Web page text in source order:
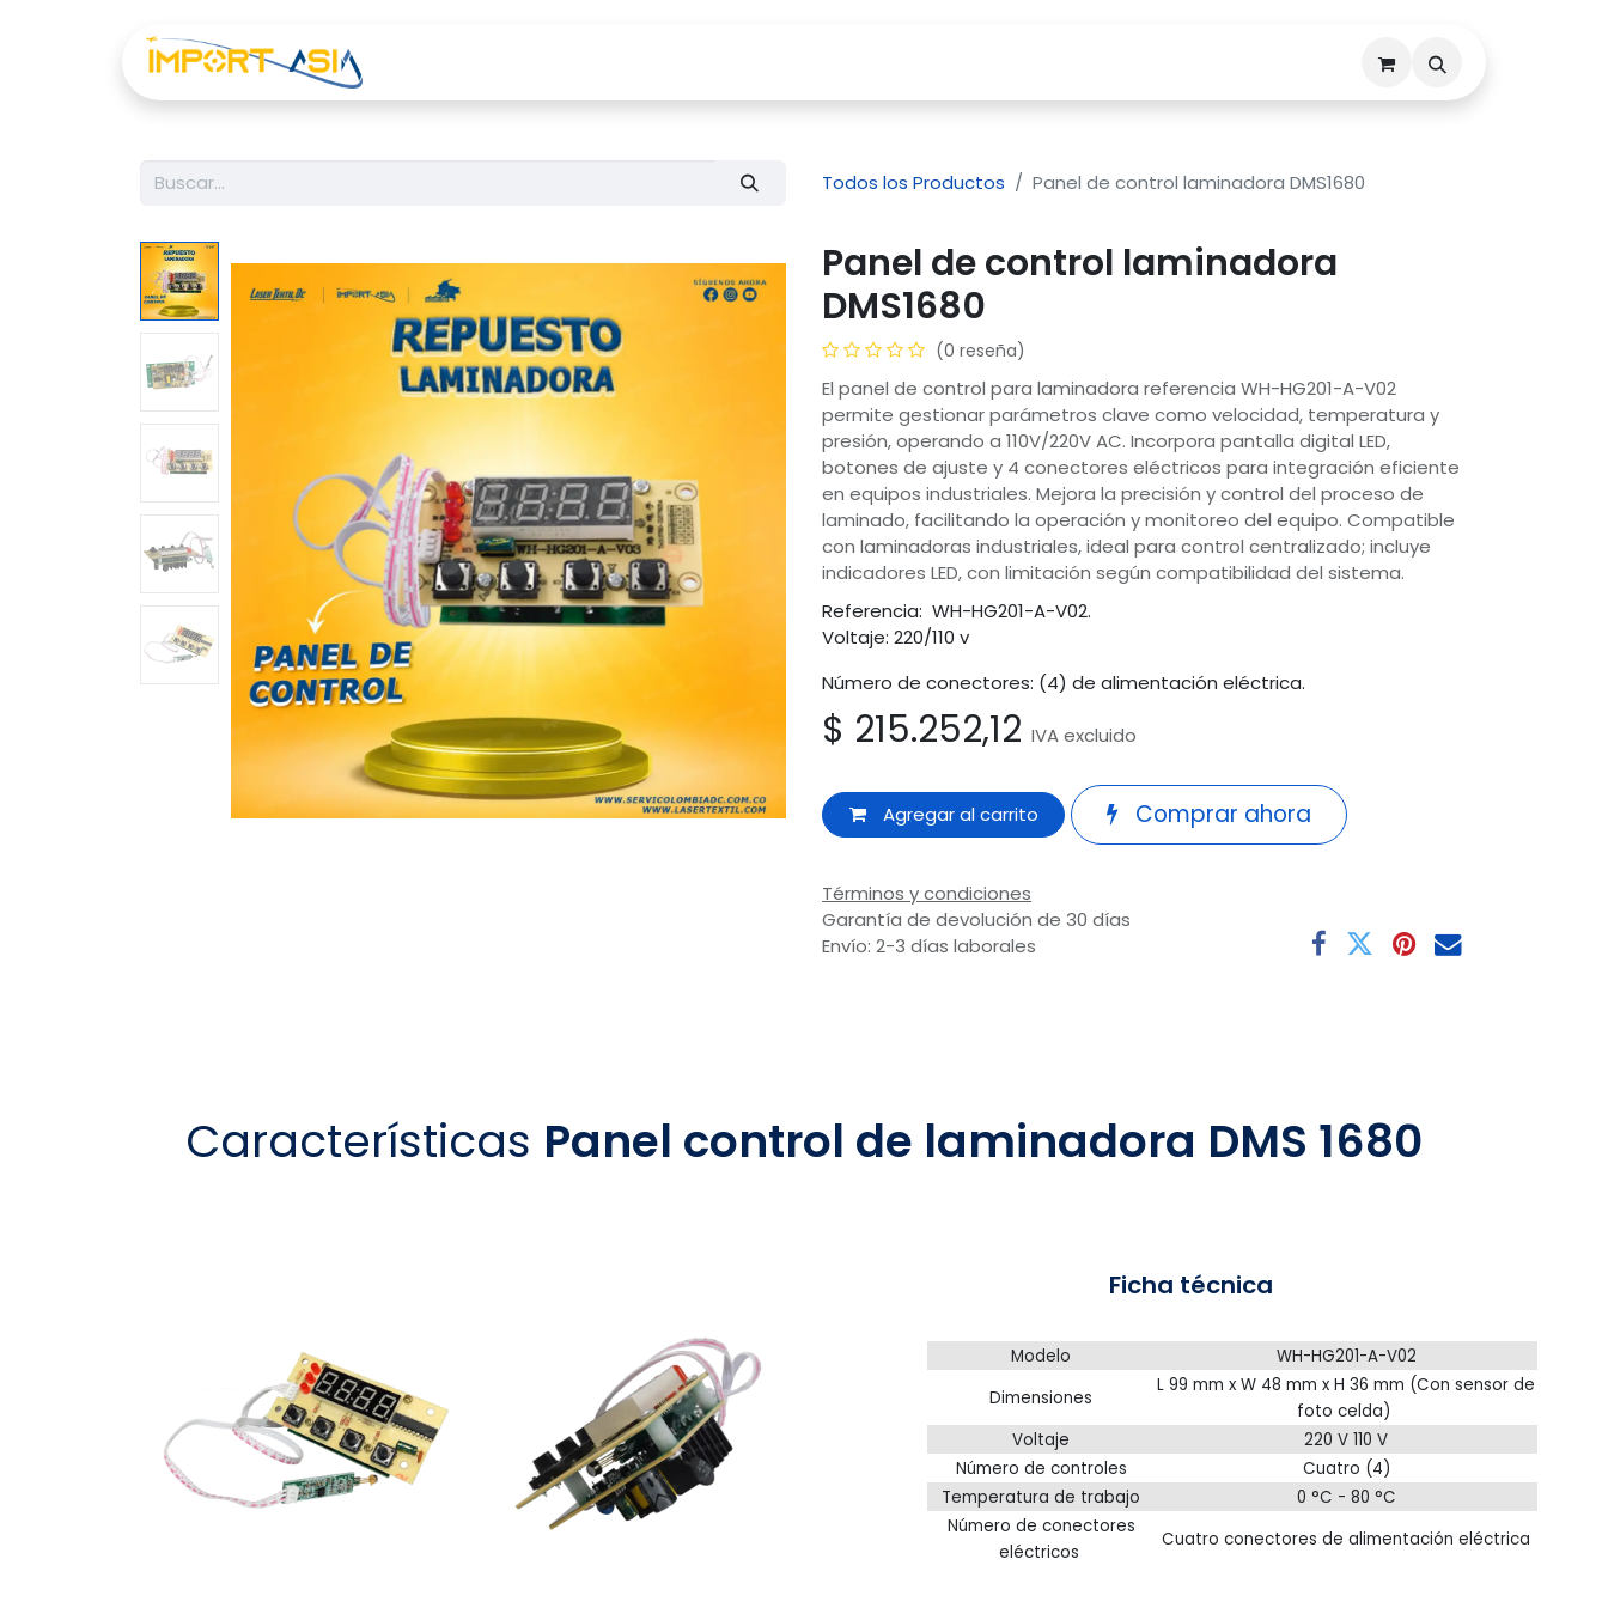
Contáctenos
Todos los Productos Panel de control laminadora DMS1680
Panel de control laminadora
DMS1680
(0 reseña)
El panel de control para laminadora referencia WH-HG201-A-V02
permite gestionar parámetros clave como velocidad, temperatura y
presión, operando a 110V/220V AC. Incorpora pantalla digital LED,
botones de ajuste y 4 conectores eléctricos para integración eficiente
en equipos industriales. Mejora la precisión y control del proceso de
laminado, facilitando la operación y monitoreo del equipo. Compatible
con laminadoras industriales, ideal para control centralizado; incluye
indicadores LED, con limitación según compatibilidad del sistema.
Referencia: WH-HG201-A-V02.
Voltaje: 220/110 v
Número de conectores: (4) de alimentación eléctrica.
$ 215.252,12 IVA excluido
Agregar al carrito Comprar ahora
Términos y condiciones
Garantía de devolución de 30 días
Envío: 2-3 días laborales
Características Panel control de laminadora DMS 1680
Ficha técnica
Modelo
WH-HG201-A-V02
Dimensiones
L 99 mm x W 48 mm x H 36 mm (Con sensor de
foto celda)
Voltaje
220 V 110 V
Número de controles
Cuatro (4)
Temperatura de trabajo
0 °C - 80 °C
Número de conectores
eléctricos
Cuatro conectores de alimentación eléctrica